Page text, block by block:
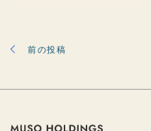
前の投稿